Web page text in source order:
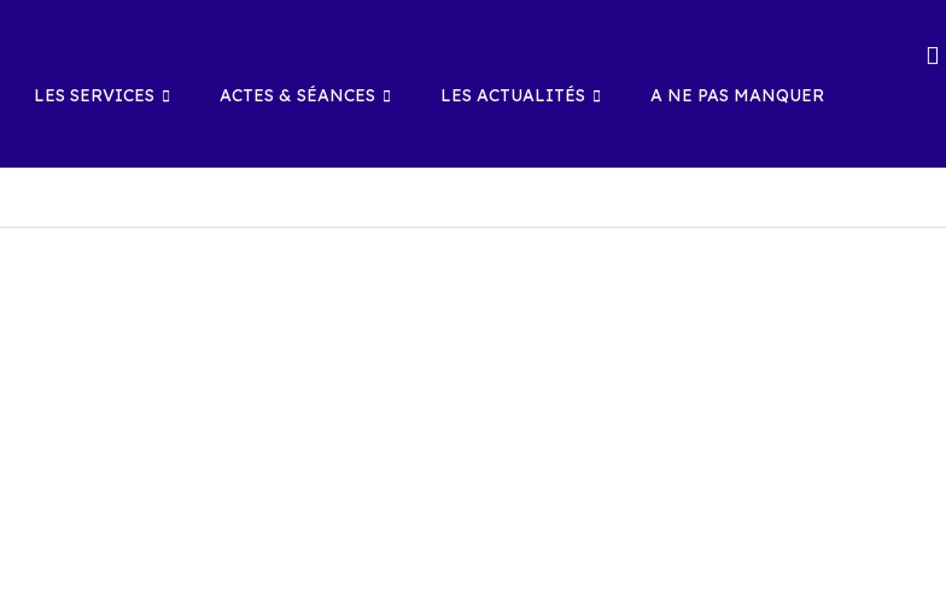
LES SERVICES ACTES & SÉANCES LES ACTUALITÉS A NE PAS MANQUER